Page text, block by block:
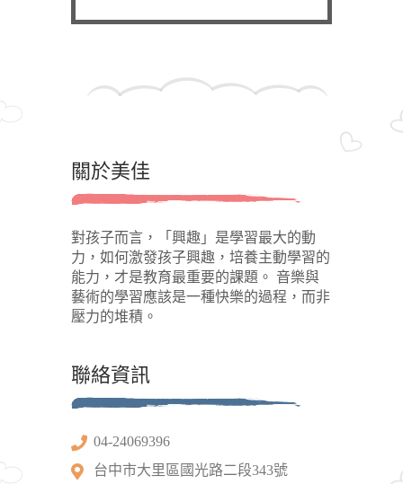
關於美佳
對孩子而言，「興趣」是學習最大的動
力，如何激發孩子興趣，培養主動學習的
能力，才是教育最重要的課題。 音樂與
藝術的學習應該是一種快樂的過程，而非
壓力的堆積。
聯絡資訊
04-24069396
台中市大里區國光路二段343號